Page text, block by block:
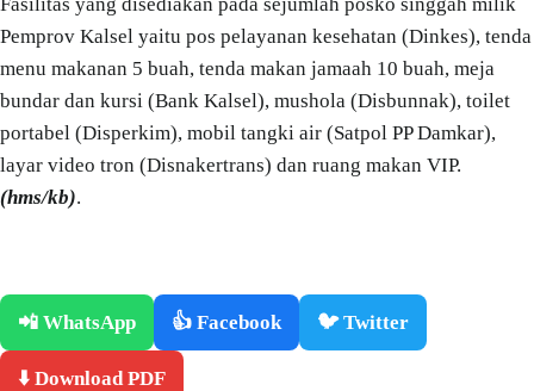
Pemprov Kalsel yaitu pos pelayanan kesehatan (Dinkes), tenda
menu makanan 5 buah, tenda makan jamaah 10 buah, meja
bundar dan kursi (Bank Kalsel), mushola (Disbunnak), toilet
portabel (Disperkim), mobil tangki air (Satpol PP Damkar),
layar video tron (Disnakertrans) dan ruang makan VIP.
(hms/kb).
📲 WhatsApp 👍 Facebook 🐦 Twitter
⬇️ Download PDF